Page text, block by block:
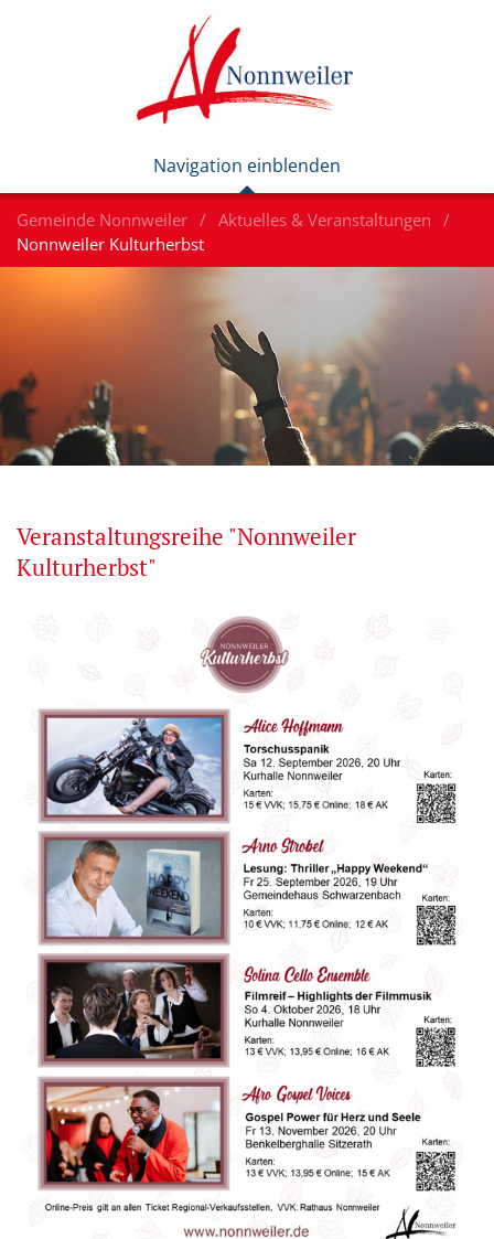
Gemeinde Nonnweiler
Aktuelles & Veranstaltungen
Nonnweiler Kulturherbst
Veranstaltungsreihe "Nonnweiler
Kulturherbst"